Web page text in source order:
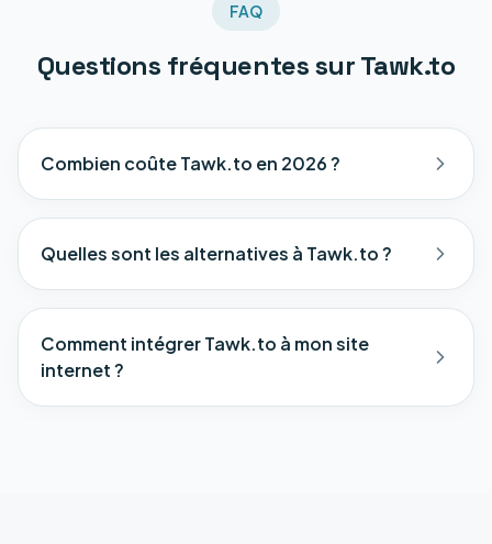
FAQ
Questions fréquentes surTawk.to
Combien coûte Tawk.to en 2026 ?
Quelles sont les alternatives à Tawk.to ?
Comment intégrer Tawk.to à mon site
internet ?